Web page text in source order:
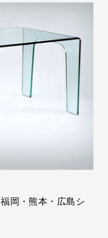
岡・熊本・広島シ